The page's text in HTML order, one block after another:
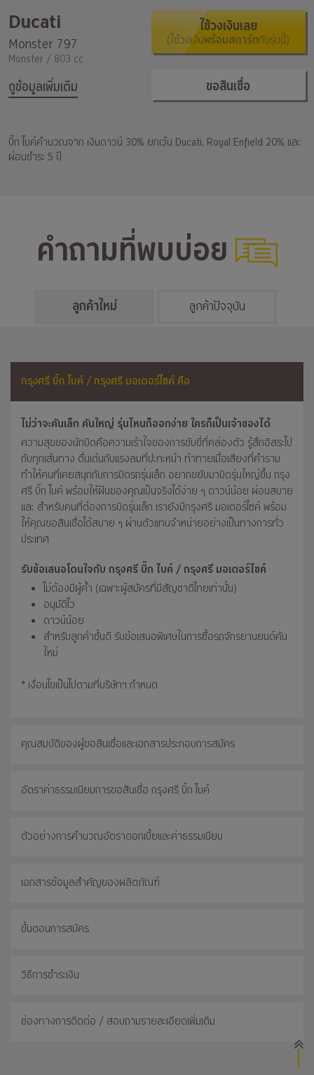
Ducati
Monster 797
Monster / 803 cc
ดูข้อมูลเพิ่มเติม
ใช้วงเงินเลย
(ใช้วงเงินพร้อมสตาร์ทกับรุ่นนี้)
ขอสินเชื่อ
บิ๊ก ไบค์คำนวณจาก เงินดาวน์ 30% ยกเว้น Ducati, Royal Enfield 20% และ
ผ่อนชำระ 5 ปี
คำถามที่พบบ่อย
ลูกค้าใหม่ ลูกค้าปัจจุบัน
กรุงศรี บิ๊ก ไบค์ / กรุงศรี มอเตอร์ไซค์ คือ
ไม่ว่าจะคันเล็ก คันใหญ่ รุ่นไหนก็ออกง่าย ใครก็เป็นเจ้าของได้
ความสุขของนักบิดคือความเร้าใจของการขับขี่ที่คล่องตัว รู้สึกอิสระไป
กับทุกเส้นทาง ตื่นเต้นกับแรงลมที่ปะทะหน้า ท้าทายเมื่อเสียงที่คำราม
ทำให้คนที่เคยสนุกกับการบิดรถรุ่นเล็ก อยากขยับมาบิดรุ่นใหญ่ขึ้น กรุง
ศรี บิ๊ก ไบค์ พร้อมให้ฝันของคุณเป็นจริงได้ง่าย ๆ ดาวน์น้อย ผ่อนสบาย
และ สำหรับคนที่ต้องการบิดรุ่นเล็ก เรายังมีกรุงศรี มอเตอร์ไซค์ พร้อม
ให้คุณขอสินเชื่อได้สบาย ๆ ผ่านตัวแทนจำหน่ายอย่างเป็นทางการทั่ว
ประเทศ
รับข้อเสนอโดนใจกับ กรุงศรี บิ๊ก ไบค์ / กรุงศรี มอเตอร์ไซค์
ไม่ต้องมีผู้ค้ำ (เฉพาะผู้สมัครที่มีสัญชาติไทยเท่านั้น)
อนุมัติไว
ดาวน์น้อย
สำหรับลูกค้าชั้นดี รับข้อเสนอพิเศษในการซื้อรถจักรยานยนต์คัน
ใหม่
* เงื่อนไขเป็นไปตามที่บริษัทฯ กำหนด
คุณสมบัติของผู้ขอสินเชื่อและเอกสารประกอบการสมัคร
อัตราค่าธรรมเนียมการขอสินเชื่อ กรุงศรี บิ๊ก ไบค์
ตัวอย่างการคำนวณอัตราดอกเบี้ยและค่าธรรมเนียม
เอกสารข้อมูลสำคัญของผลิตภัณฑ์
ขั้นตอนการสมัคร
วิธีการชำระเงิน
ช่องทางการติดต่อ / สอบถามรายละเอียดเพิ่มเติม